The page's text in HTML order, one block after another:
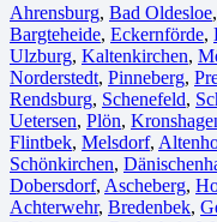
Ahrensburg, Bad Oldesloe,
Bargteheide, Eckernförde,
Ulzburg, Kaltenkirchen,
Norderstedt, Pinneberg,
Rendsburg, Schenefeld,
Uetersen, Plön,
Flintbek, Melsdorf,
Schönkirchen,
Dobersdorf, Ascheberg,
Achterwehr, Bredenbek,